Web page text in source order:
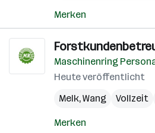
Merken
Maschinenring
Heute veröffentlicht
Melk,Wang Vollzeit
Merken